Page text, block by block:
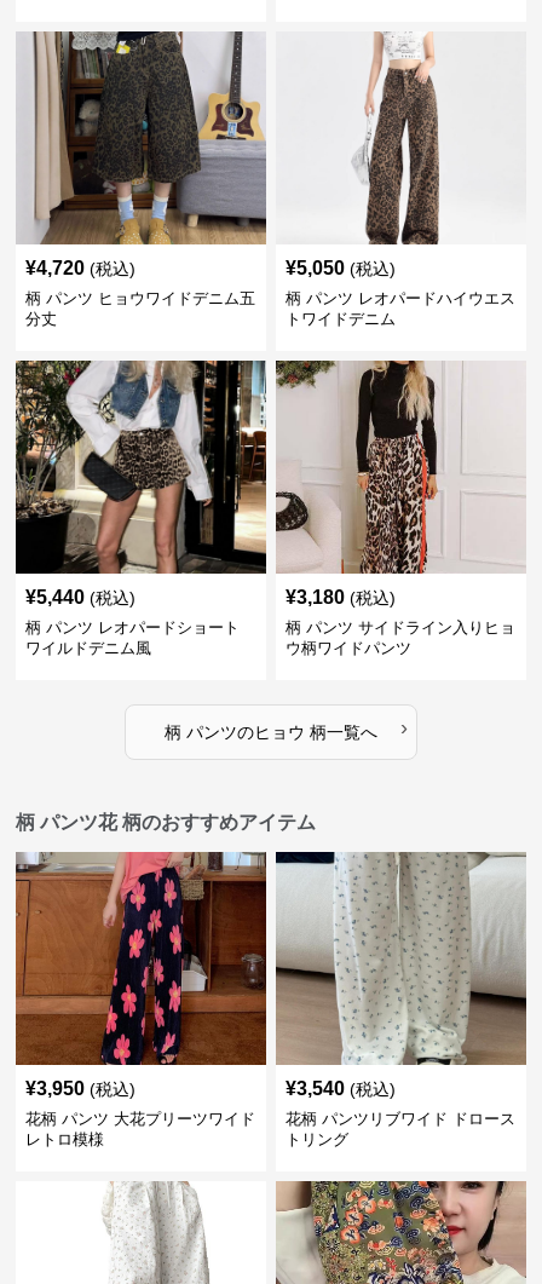
¥4,720 (税込)
柄 パンツ ヒョウワイドデニム五
分丈
¥5,050 (税込)
柄 パンツ レオパードハイウエス
トワイドデニム
¥5,440 (税込)
柄 パンツ レオパードショート
ワイルドデニム風
¥3,180 (税込)
柄 パンツ サイドライン入りヒョ
ウ柄ワイドパンツ
柄 パンツのヒョウ 柄一覧へ ›
柄 パンツ花 柄のおすすめアイテム
¥3,950 (税込)
花柄 パンツ 大花プリーツワイド
レトロ模様
¥3,540 (税込)
花柄 パンツリブワイド ドロース
トリング